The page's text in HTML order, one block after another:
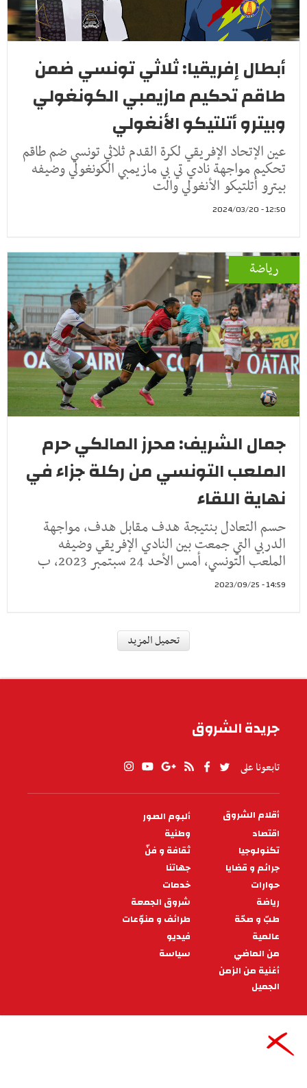
أبطال إفريقيا: ثلاثي تونسي ضمن
طاقم تحكيم مازيمبي الكونغولي
وبيترو أتلتيكو الأنغولي
عين الإتحاد الإفريقي لكرة القدم ثلاثي تونسي ضم طاقم
تحكيم مواجهة نادي تي بي مازيمبي الكونغولي وضيفه
بيترو أتلتيكو الأنغولي والت
12:50 - 2024/03/20
رياضة
جمال الشريف: محرز المالكي حرم
الملعب التونسي من ركلة جزاء في
نهاية اللقاء
حسم التعادل بنتيجة هدف مقابل هدف، مواجهة
الدربي التي جمعت بين النادي الإفريقي وضيفه
الملعب التونسي، أمس الأحد 24 سبتمبر 2023، ب
14:59 - 2023/09/25
البطولة العربية: طاقم تحكيم
تونسي يدير مواجهة الإتحاد الليبي
والجيش الملكي المغربي
الجيش الملكي المغربي بداية من الساعة التاسعة ليلا
بملعب شهداء بنينا، في إطار إي
11:42 - 2023/04/10
رياضة